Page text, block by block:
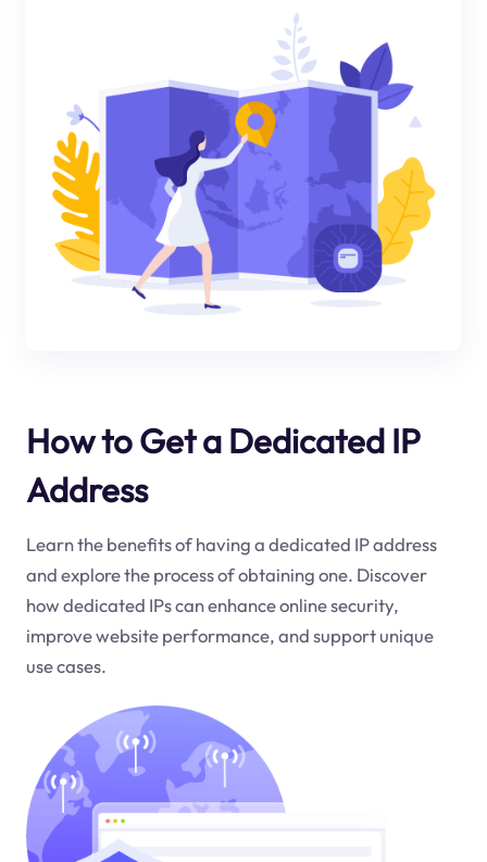
How to Get a Dedicated IP
Address
Learn the benefits of having a dedicated IP address
and explore the process of obtaining one. Discover
how dedicated IPs can enhance online security,
improve website performance, and support unique
use cases.